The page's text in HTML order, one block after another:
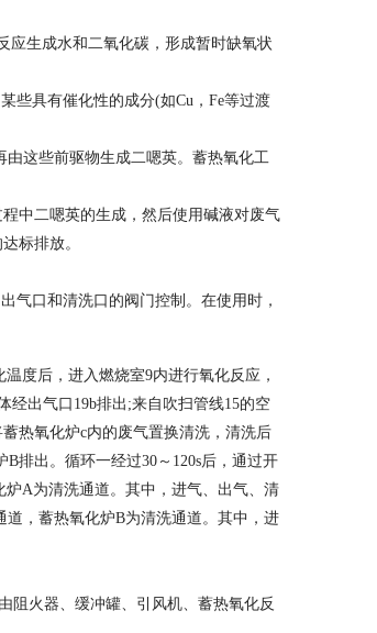
应生成水和二氧化碳，形成暂时缺氧状
些具有催化性的成分(如Cu，Fe等过渡
这些前驱物生成二嗯英。蓄热氧化工
中二嗯英的生成，然后使用碱液对废气
标排放。
口和清洗口的阀门控制。在使用时，
度后，进入燃烧室9内进行氧化反应，
经出气口19b排出;来自吹扫管线15的空
热氧化炉c内的废气置换清洗，清洗后
排出。循环一经过30～120s后，通过开
A为清洗通道。其中，进气、出气、清
，蓄热氧化炉B为清洗通道。其中，进
阻火器、缓冲罐、引风机、蓄热氧化反